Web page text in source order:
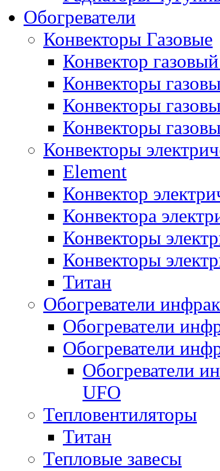
Обогреватели
Конвекторы Газовые
Конвектор
Конвекторы
Конвекторы
Конвекторы
Конвекторы
Element
Конвектор
Конвектора
Конвекторы
Конвекторы
Титан
Обогреватели
Обогреватели
Обогреватели
Обогреватели
UFO
Тепловентиляторы
Титан
Тепловые завесы